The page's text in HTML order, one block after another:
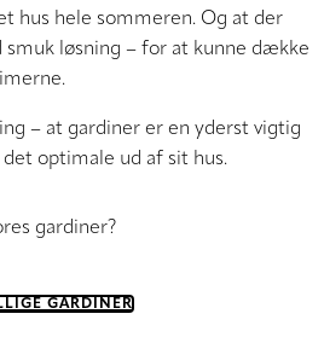
hus hele sommeren. Og at der
smuk løsning – for at kunne dække
– at gardiner er en yderst vigtig
optimale ud af sit hus.
gardiner?
GARDINER